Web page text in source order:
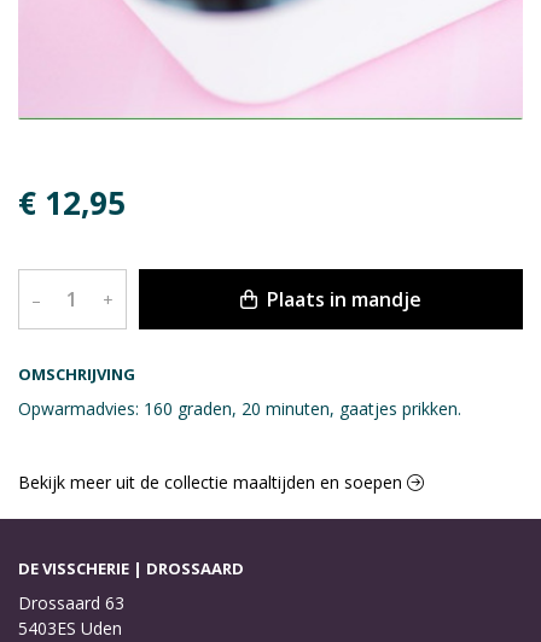
OMSCHRIJVING
Opwarmadvies: 160 graden, 20 minuten, gaatjes prikken.
€ 12,95
– + Plaats in mandje
Bekijk meer uit de collectie maaltijden en soepen
DE VISSCHERIE | DROSSAARD
Drossaard 63
5403ES Uden